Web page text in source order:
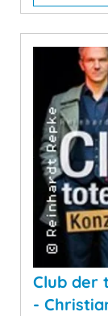
Club der
-